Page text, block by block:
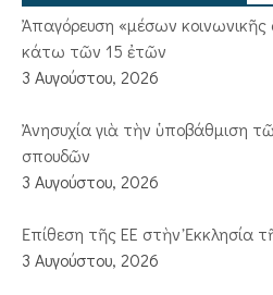
Ἀπαγόρευση «μέσων κοινωνικῆς
κάτω τῶν 15 ἐτῶν
3 Αυγούστου, 2026
Ἀνησυχία γιὰ τὴν ὑποβάθμιση
σπουδῶν
3 Αυγούστου, 2026
Ἐπίθεση τῆς ΕΕ στὴν Ἐκκλησία
3 Αυγούστου, 2026